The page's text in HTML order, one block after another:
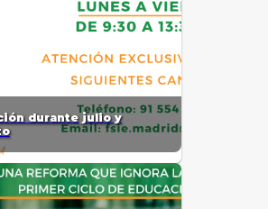
durante julio y